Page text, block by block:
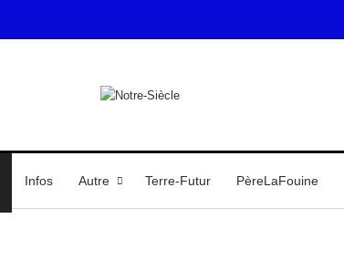
Infos Autre Terre-Futur PèreLaFouine